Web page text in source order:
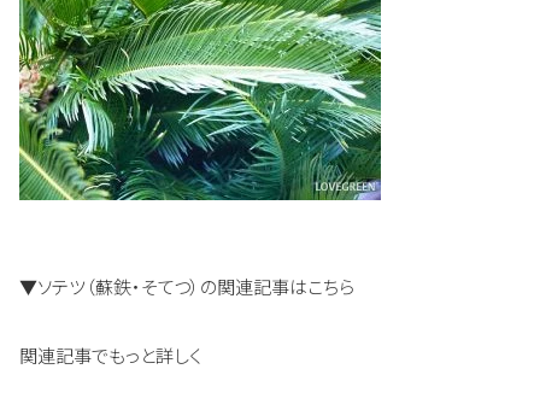
▼ソテツ（蘇鉄・そてつ）の関連記事はこちら
関連記事でもっと詳しく